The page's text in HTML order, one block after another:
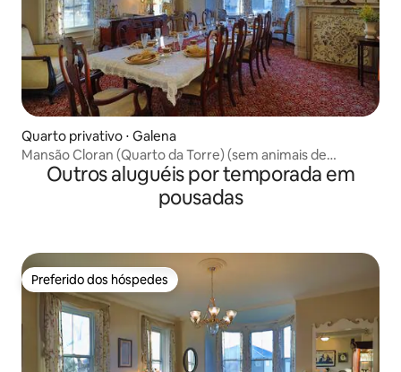
Quarto privativo ⋅ Galena
Mansão Cloran (Quarto da Torre) (sem animais de
estimação)
Outros aluguéis por temporada em
pousadas
Preferido dos hóspedes
Preferido dos hóspedes